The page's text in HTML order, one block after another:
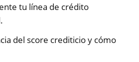
tu línea de crédito
del score crediticio y cómo